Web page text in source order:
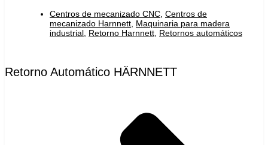
Centros de mecanizado CNC Centros de
mecanizado Harnnett Maquinaria para madera
industrial Retorno Harnnett Retornos automáticos
Retorno Automático HÄRNNETT